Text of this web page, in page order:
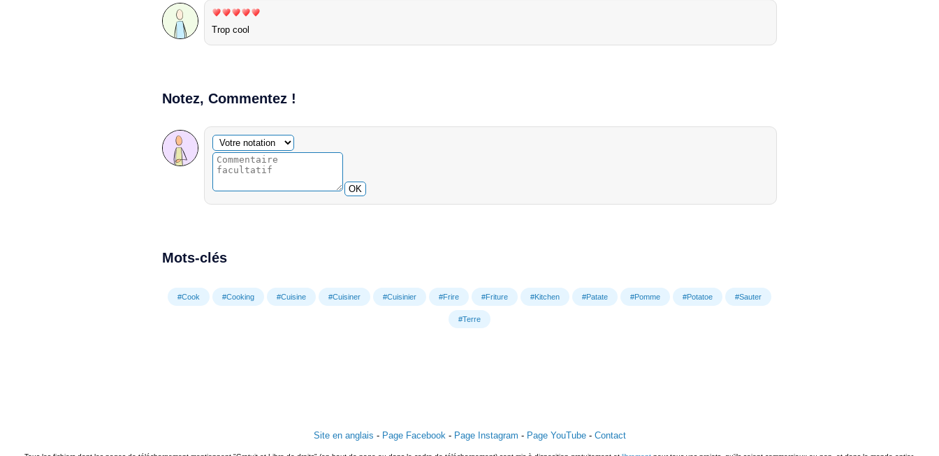
Trop cool
Notez, Commentez !
Commentaire facultatif
Votre notation
OK
Mots-clés
#Cook #Cooking #Cuisine #Cuisiner #Cuisinier #Frire #Friture #Kitchen #Patate #Pomme #Potatoe #Sauter
#Terre
Site en anglais - Page Facebook - Page Instagram - Page YouTube- Contact